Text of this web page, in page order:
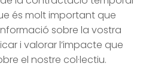
és molt important que
sobre la vostra
i valorar l’impacte que
el nostre col·lectiu.